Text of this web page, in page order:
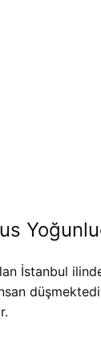
İstanbul